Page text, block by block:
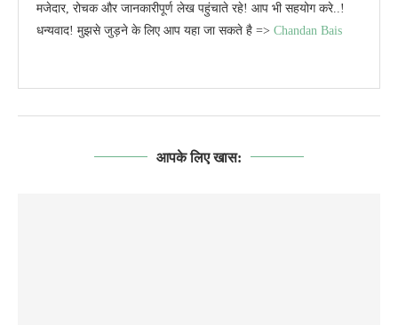
मजेदार, रोचक और जानकारीपूर्ण लेख पहुंचाते रहे! आप भी सहयोग करे..!
धन्यवाद! मुझसे जुड़ने के लिए आप यहा जा सकते है => Chandan Bais
आपके लिए खास: